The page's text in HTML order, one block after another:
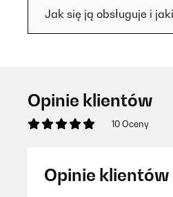
Jak się ją obsługuje i
Opinie klientów
10 Oceny
Opinie klientów